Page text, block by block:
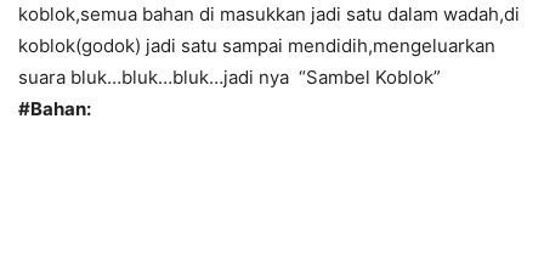
koblok,semua bahan di masukkan jadi satu dalam wadah,di
koblok(godok) jadi satu sampai mendidih,mengeluarkan
suara bluk…bluk…bluk…jadi nya “Sambel Koblok”
#Bahan: